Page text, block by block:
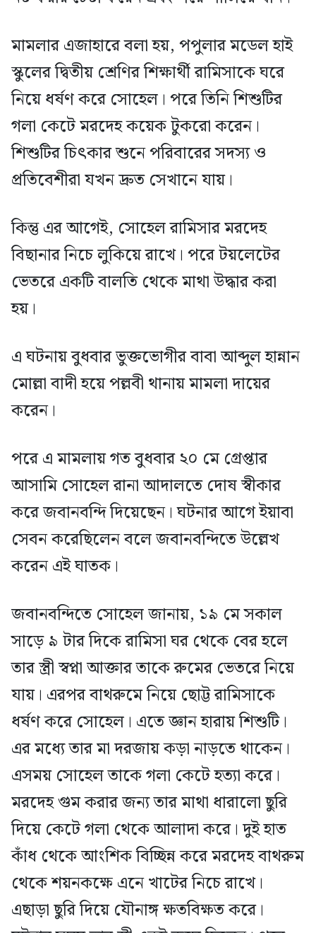
মামলার এজাহারে বলা হয়, পপুলার মডেল হাই
স্কুলের দ্বিতীয় শ্রেণির শিক্ষার্থী রামিসাকে ঘরে
নিয়ে ধর্ষণ করে সোহেল। পরে তিনি শিশুটির
গলা কেটে মরদেহ কয়েক টুকরো করেন।
শিশুটির চিৎকার শুনে পরিবারের সদস্য ও
প্রতিবেশীরা যখন দ্রুত সেখানে যায়।
কিন্তু এর আগেই, সোহেল রামিসার মরদেহ
বিছানার নিচে লুকিয়ে রাখে। পরে টয়লেটের
ভেতরে একটি বালতি থেকে মাথা উদ্ধার করা
হয়।
এ ঘটনায় বুধবার ভুক্তভোগীর বাবা আব্দুল হান্নান
মোল্লা বাদী হয়ে পল্লবী থানায় মামলা দায়ের
করেন।
পরে এ মামলায় গত বুধবার ২০ মে গ্রেপ্তার
আসামি সোহেল রানা আদালতে দোষ স্বীকার
করে জবানবন্দি দিয়েছেন। ঘটনার আগে ইয়াবা
সেবন করেছিলেন বলে জবানবন্দিতে উল্লেখ
করেন এই ঘাতক।
জবানবন্দিতে সোহেল জানায়, ১৯ মে সকাল
সাড়ে ৯ টার দিকে রামিসা ঘর থেকে বের হলে
তার স্ত্রী স্বপ্না আক্তার তাকে রুমের ভেতরে নিয়ে
যায়। এরপর বাথরুমে নিয়ে ছোট্ট রামিসাকে
ধর্ষণ করে সোহেল। এতে জ্ঞান হারায় শিশুটি।
এর মধ্যে তার মা দরজায় কড়া নাড়তে থাকেন।
এসময় সোহেল তাকে গলা কেটে হত্যা করে।
মরদেহ গুম করার জন্য তার মাথা ধারালো ছুরি
দিয়ে কেটে গলা থেকে আলাদা করে। দুই হাত
কাঁধ থেকে আংশিক বিচ্ছিন্ন করে মরদেহ বাথরুম
থেকে শয়নকক্ষে এনে খাটের নিচে রাখে।
এছাড়া ছুরি দিয়ে যৌনাঙ্গ ক্ষতবিক্ষত করে।